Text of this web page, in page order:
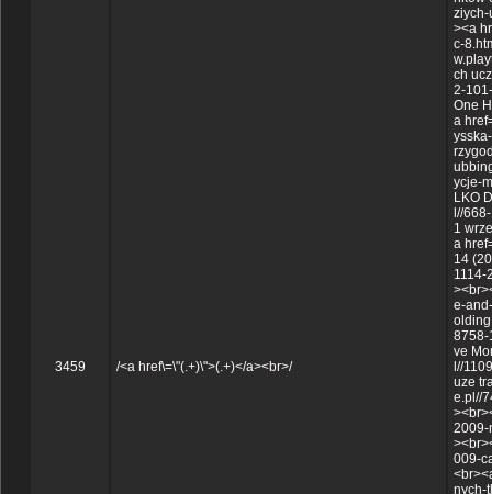
3459 /<a href\=\"(.+)\">(.+)</a><br>/
ziych-
><a
c-
ch
2-
One
a
ycje-
LKO
l//
1
a
14
1114-
e-
olding
8758-
ve
l//
uze
e.pl//
2009-
009-
nych-